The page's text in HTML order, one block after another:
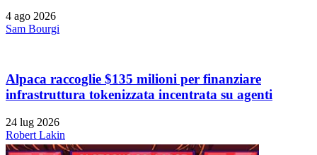
4 ago 2026
Sam Bourgi
Alpaca raccoglie $135 milioni per finanziare
infrastruttura tokenizzata incentrata su agenti
24 lug 2026
Robert Lakin